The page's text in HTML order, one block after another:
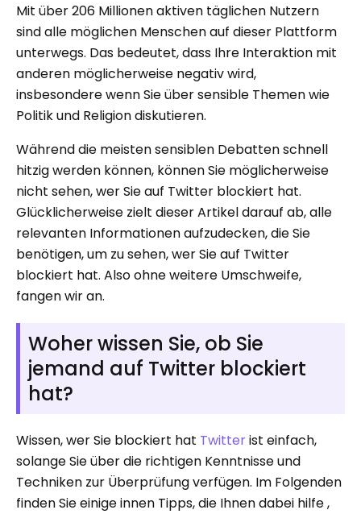
Mit über 206 Millionen aktiven täglichen Nutzern
sind alle möglichen Menschen auf dieser Plattform
unterwegs. Das bedeutet, dass Ihre Interaktion mit
anderen möglicherweise negativ wird,
insbesondere wenn Sie über sensible Themen wie
Politik und Religion diskutieren.
Während die meisten sensiblen Debatten schnell
hitzig werden können, können Sie möglicherweise
nicht sehen, wer Sie auf Twitter blockiert hat.
Glücklicherweise zielt dieser Artikel darauf ab, alle
relevanten Informationen aufzudecken, die Sie
benötigen, um zu sehen, wer Sie auf Twitter
blockiert hat. Also ohne weitere Umschweife,
fangen wir an.
Woher wissen Sie, ob Sie
jemand auf Twitter blockiert
hat?
Wissen, wer Sie blockiert hat Twitterist einfach,
solange Sie über die richtigen Kenntnisse und
Techniken zur Überprüfung verfügen. Im Folgenden
finden Sie einige innen Tipps, die Ihnen dabei hilfe ,